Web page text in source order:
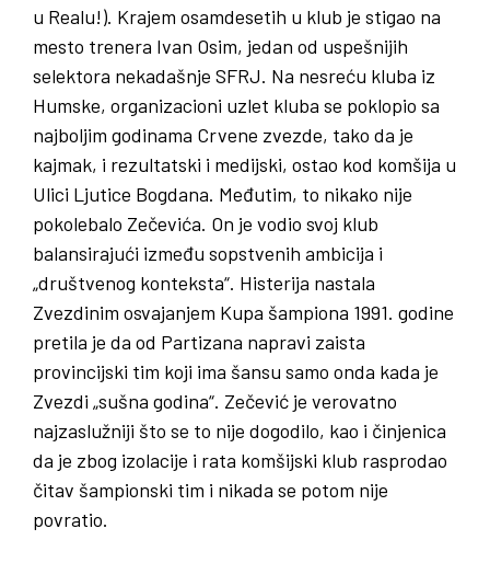
u Realu!). Krajem osamdesetih u klub je stigao na
mesto trenera Ivan Osim, jedan od uspešnijih
selektora nekadašnje SFRJ. Na nesreću kluba iz
Humske, organizacioni uzlet kluba se poklopio sa
najboljim godinama Crvene zvezde, tako da je
kajmak, i rezultatski i medijski, ostao kod komšija u
Ulici Ljutice Bogdana. Međutim, to nikako nije
pokolebalo Zečevića. On je vodio svoj klub
balansirajući između sopstvenih ambicija i
„društvenog konteksta“. Histerija nastala
Zvezdinim osvajanjem Kupa šampiona 1991. godine
pretila je da od Partizana napravi zaista
provincijski tim koji ima šansu samo onda kada je
Zvezdi „sušna godina“. Zečević je verovatno
najzaslužniji što se to nije dogodilo, kao i činjenica
da je zbog izolacije i rata komšijski klub rasprodao
čitav šampionski tim i nikada se potom nije
povratio.